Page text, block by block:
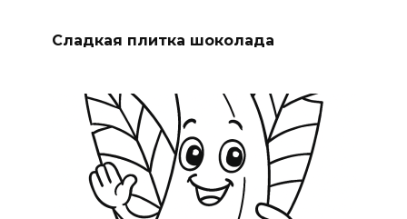
Сладкая плитка шоколада